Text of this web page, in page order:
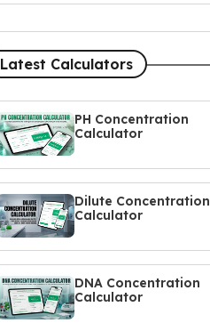
Latest Calculators
PH Concentration
Calculator
Dilute Concentration
Calculator
DNA Concentration
Calculator